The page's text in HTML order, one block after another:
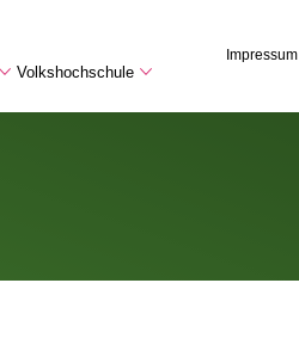
Volkshochschule
Impressum